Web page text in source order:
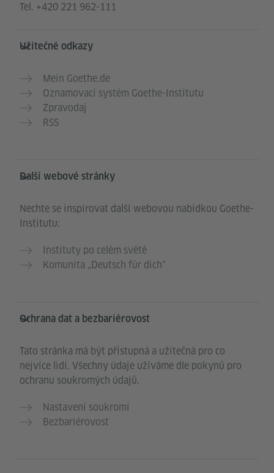
Tel. +420 221 962-111
Užitečné odkazy
Mein Goethe.de
Oznamovací systém Goethe-Institutu
Zpravodaj
RSS
Další webové stránky
Nechte se inspirovat další webovou nabídkou Goethe-
Institutu:
Instituty po celém světě
Komunita „Deutsch für dich“
Ochrana dat a bezbariérovost
Tato stránka má být přístupná a užitečná pro co
nejvíce lidí. Všechny údaje užíváme dle pokynů pro
ochranu soukromých údajů.
Nastavení soukromí
Bezbariérovost